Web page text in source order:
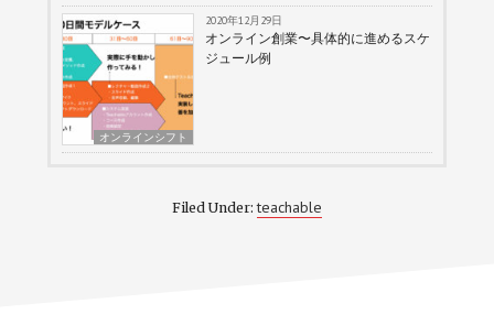
オンラインシフト
2020年12月29日
オンライン創業〜具体的に進めるスケ
ジュール例
Filed Under:teachable